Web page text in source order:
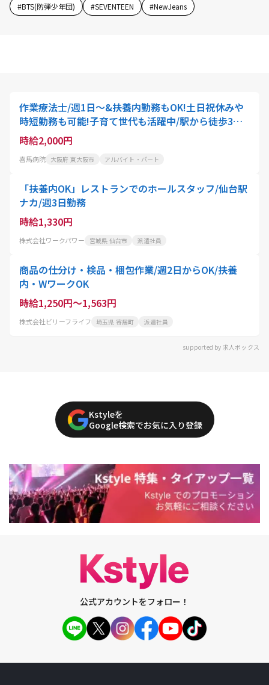
#BTS(防弾少年団) #SEVENTEEN #NewJeans
作業療法士/週1日～&扶養内勤務もOK!土日祝休みや
時短勤務も可能!子育て世代も活躍中/駅から徒歩3分/
採用強化中
時給2,000円
喜馬病院 大阪府 東大阪市 アルバイト・パート
「扶養内OK」レストランでのホールスタッフ/仙台駅
ナカ/週3日勤務
時給1,330円
株式会社ワークパワー 宮城県 仙台市 派遣社員
商品の仕分け・検品・梱包作業/週2日からOK/扶養
内・WワークOK
時給1,250円～1,563円
株式会社ビリーフライフ 埼玉県 寄居町 派遣社員
supported by 求人ボックス
Kstyleを
Google検索でお気に入り登録
公式アカウントをフォロー！